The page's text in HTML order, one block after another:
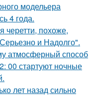
модельера
4 года.
черетти, похоже,
и Надолго".
атмосферный способ
00 стартуют ночные
лет назад сильно